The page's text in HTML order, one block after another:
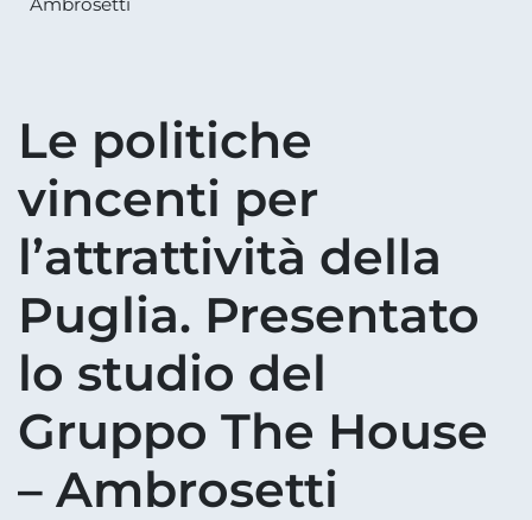
Le politiche
vincenti per
l’attrattività della
Puglia. Presentato
lo studio del
Gruppo The House
– Ambrosetti